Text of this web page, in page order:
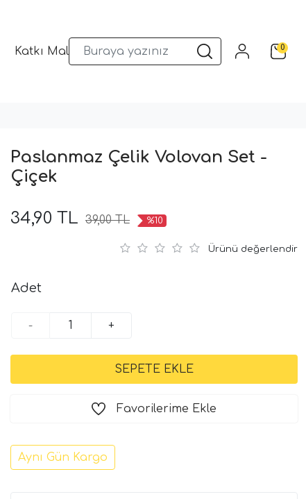
Katkı Malzemeleri Sunum Gereçleri Kalıplar0
Paslanmaz Çelik Volovan Set -
Çiçek
34,90 TL 39,00 TL %10
Ürünü değerlendir
Adet
- +
Favorilerime Ekle
Aynı Gün Kargo